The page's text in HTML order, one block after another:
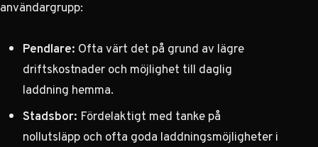
användargrupp:
Pendlare: Ofta värt det på grund av lägre
driftskostnader och möjlighet till daglig
laddning hemma.
Stadsbor: Fördelaktigt med tanke på
nollutsläpp och ofta goda laddningsmöjligheter i